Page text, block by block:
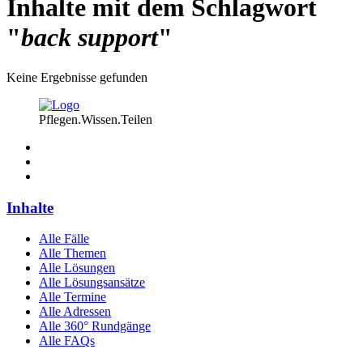
Inhalte mit dem Schlagwort
"back support"
Keine Ergebnisse gefunden
Pflegen.Wissen.Teilen
Inhalte
Alle Fälle
Alle Themen
Alle Lösungen
Alle Lösungsansätze
Alle Termine
Alle Adressen
Alle 360° Rundgänge
Alle FAQs